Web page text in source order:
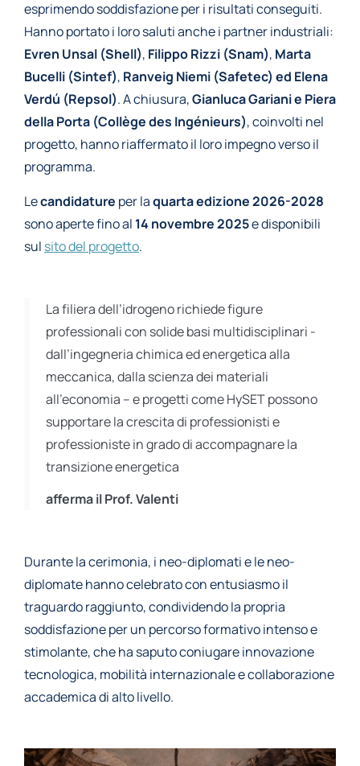
esprimendo soddisfazione per i risultati conseguiti.
Hanno portato i loro saluti anche i partner industriali:
Evren Unsal (Shell), Filippo Rizzi (Snam), Marta
Bucelli (Sintef), Ranveig Niemi (Safetec) ed Elena
Verdú (Repsol). A chiusura,Gianluca Gariani e Piera
della Porta (Collège des Ingénieurs), coinvolti nel
progetto, hanno riaffermato il loro impegno verso il
programma.
Lecandidature per laquarta edizione 2026-2028
sono aperte fino al 14 novembre 2025e disponibili
sul sito del progetto.
La filiera dell’idrogeno richiede figure
professionali con solide basi multidisciplinari -
dall’ingegneria chimica ed energetica alla
meccanica, dalla scienza dei materiali
all’economia – e progetti come HySET possono
supportare la crescita di professionisti e
professioniste in grado di accompagnare la
transizione energetica
afferma il Prof. Valenti
Durante la cerimonia, i neo-diplomati e le neo-
diplomate hanno celebrato con entusiasmo il
traguardo raggiunto, condividendo la propria
soddisfazione per un percorso formativo intenso e
stimolante, che ha saputo coniugare innovazione
tecnologica, mobilità internazionale e collaborazione
accademica di alto livello.